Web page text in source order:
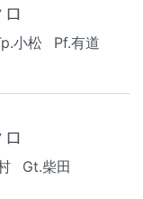
小松
Pf.有道
Gt.柴田